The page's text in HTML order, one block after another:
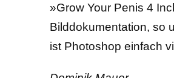
»Grow Your Penis 4
Bilddokumentation, so
ist Photoshop einfach